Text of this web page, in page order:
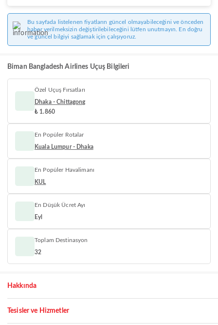
Bu sayfada listelenen fiyatların güncel olmayabileceğini ve önceden
haber verilmeksizin değiştirilebileceğini lütfen unutmayın. En doğru
ve güncel bilgiyi sağlamak için çalışıyoruz.
Biman Bangladesh Airlines Uçuş Bilgileri
Özel Uçuş Fırsatları
Dhaka - Chittagong
₺ 1.860
En Popüler Rotalar
Kuala Lumpur - Dhaka
En Popüler Havalimanı
KUL
En Düşük Ücret Ayı
Eyl
Toplam Destinasyon
32
Hakkında
Tesisler ve Hizmetler